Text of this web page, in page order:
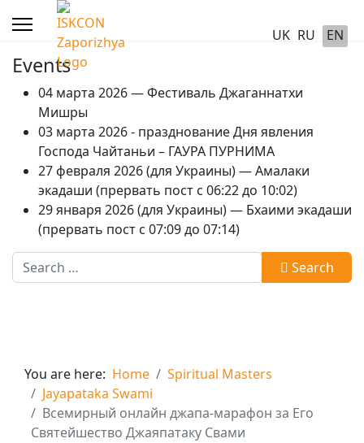
UK RU EN
Events
04 марта 2026 — Фестиваль Джаганнатхи
Мишры
03 марта 2026 - празднование Дня явления
Господа Чайтаньи – ГАУРА ПУРНИМА
27 февраля 2026 (для Украины) — Амалаки
экадаши (прервать пост с 06:22 до 10:02)
29 января 2026 (для Украины) — Бхаими экадаши
(прервать пост с 07:09 до 07:14)
Search
Search
You are here: Home
Spiritual Masters
Jayapataka Swami
Всемирный онлайн джапа-марафон за Его
Святейшество Джаяпатаку Свами